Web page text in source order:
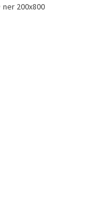
Bringin Bantu